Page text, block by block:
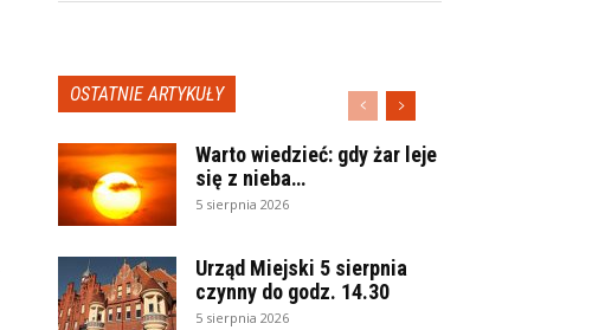
OSTATNIE ARTYKUŁY
Warto wiedzieć: gdy żar leje
się z nieba…
5 sierpnia 2026
Urząd Miejski 5 sierpnia
czynny do godz. 14.30
5 sierpnia 2026